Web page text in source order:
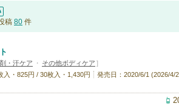
稿 80 件
・汗ケア ・ その他ボディケア ]
入・825円 / 30枚入・1,430円
発売日：2020/6/1 (2026/4/